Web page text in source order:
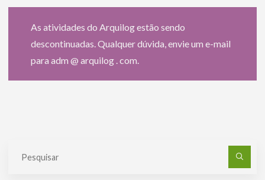
As atividades do Arquilog estão sendo
descontinuadas. Qualquer dúvida, envie um e-mail
para adm @ arquilog . com.